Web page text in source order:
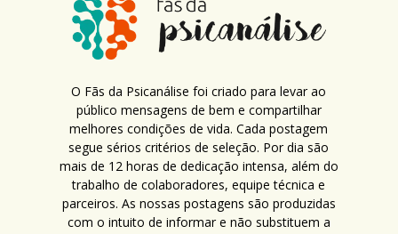
O Fãs da Psicanálise foi criado para levar ao
público mensagens de bem e compartilhar
melhores condições de vida. Cada postagem
segue sérios critérios de seleção. Por dia são
mais de 12 horas de dedicação intensa, além do
trabalho de colaboradores, equipe técnica e
parceiros. As nossas postagens são produzidas
com o intuito de informar e não substituem a